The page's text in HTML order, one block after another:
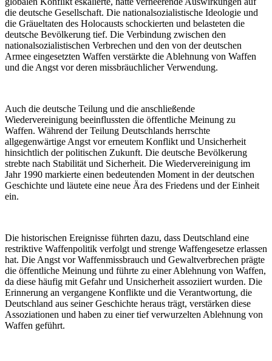
die deutsche Gesellschaft. Die nationalsozialistische Ideologie und
die Gräueltaten des Holocausts schockierten und belasteten die
deutsche Bevölkerung tief. Die Verbindung zwischen den
nationalsozialistischen Verbrechen und den von der deutschen
Armee eingesetzten Waffen verstärkte die Ablehnung von Waffen
und die Angst vor deren missbräuchlicher Verwendung.
Auch die deutsche Teilung und die anschließende
Wiedervereinigung beeinflussten die öffentliche Meinung zu
Waffen. Während der Teilung Deutschlands herrschte
allgegenwärtige Angst vor erneutem Konflikt und Unsicherheit
hinsichtlich der politischen Zukunft. Die deutsche Bevölkerung
strebte nach Stabilität und Sicherheit. Die Wiedervereinigung im
Jahr 1990 markierte einen bedeutenden Moment in der deutschen
Geschichte und läutete eine neue Ära des Friedens und der Einheit
ein.
Die historischen Ereignisse führten dazu, dass Deutschland eine
restriktive Waffenpolitik verfolgt und strenge Waffengesetze erlassen
hat. Die Angst vor Waffenmissbrauch und Gewaltverbrechen prägte
die öffentliche Meinung und führte zu einer Ablehnung von Waffen,
da diese häufig mit Gefahr und Unsicherheit assoziiert wurden. Die
Erinnerung an vergangene Konflikte und die Verantwortung, die
Deutschland aus seiner Geschichte heraus trägt, verstärken diese
Assoziationen und haben zu einer tief verwurzelten Ablehnung von
Waffen geführt.